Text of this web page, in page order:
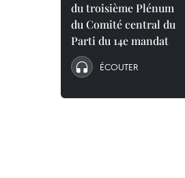
du troisième Plénum
du Comité central du
Parti du 14e mandat
ÉCOUTER